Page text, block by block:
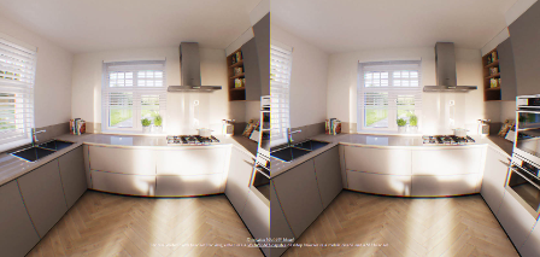
VR beleving met 5 standpunten